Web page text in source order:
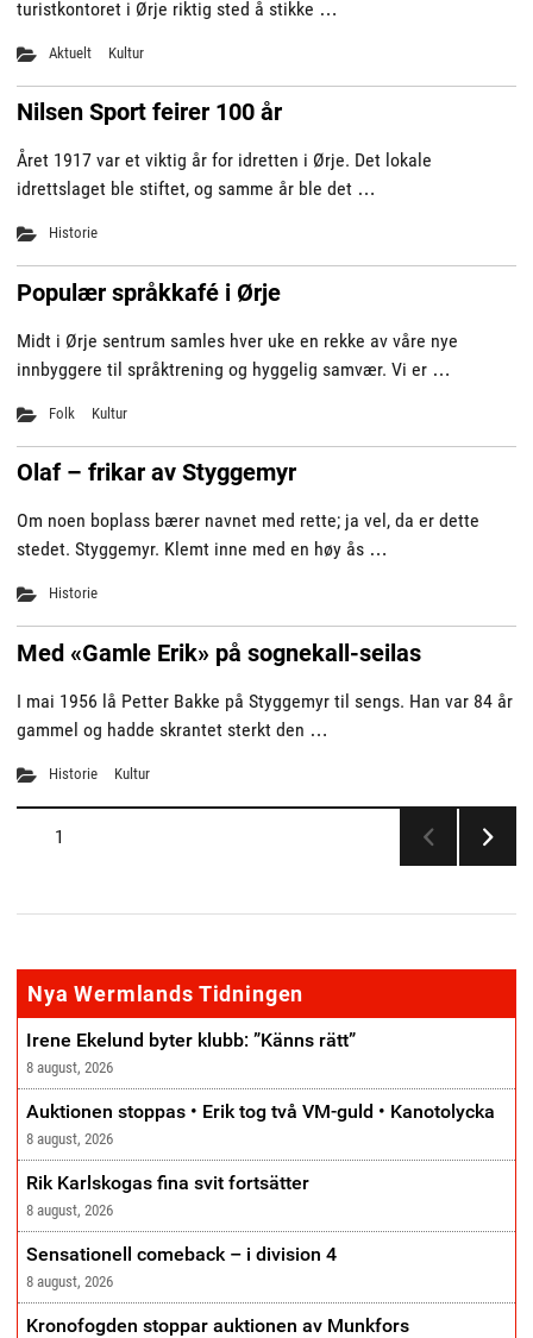
turistkontoret i Ørje riktig sted å stikke …
Aktuelt Kultur
Nilsen Sport feirer 100 år
Året 1917 var et viktig år for idretten i Ørje. Det lokale
idrettslaget ble stiftet, og samme år ble det …
Historie
Populær språkkafé i Ørje
Midt i Ørje sentrum samles hver uke en rekke av våre nye
innbyggere til språktrening og hyggelig samvær. Vi er …
Folk Kultur
Olaf – frikar av Styggemyr
Om noen boplass bærer navnet med rette; ja vel, da er dette
stedet. Styggemyr. Klemt inne med en høy ås …
Historie
Med «Gamle Erik» på sognekall-seilas
I mai 1956 lå Petter Bakke på Styggemyr til sengs. Han var 84 år
gammel og hadde skrantet sterkt den …
Historie Kultur
Sidepaginering
SIDE1
Nya Wermlands Tidningen
Irene Ekelund byter klubb: ”Känns rätt”
8 august, 2026
Auktionen stoppas • Erik tog två VM-guld • Kanotolycka
8 august, 2026
Rik Karlskogas fina svit fortsätter
8 august, 2026
Sensationell comeback – i division 4
8 august, 2026
Kronofogden stoppar auktionen av Munkfors